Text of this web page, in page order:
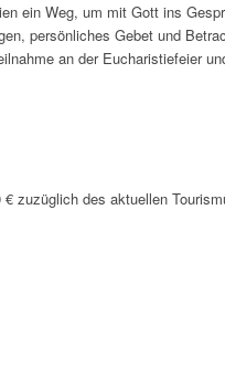
ein Weg, um mit Gott ins
persönliches Gebet und
an der Eucharistiefeier
zuzüglich des aktuellen